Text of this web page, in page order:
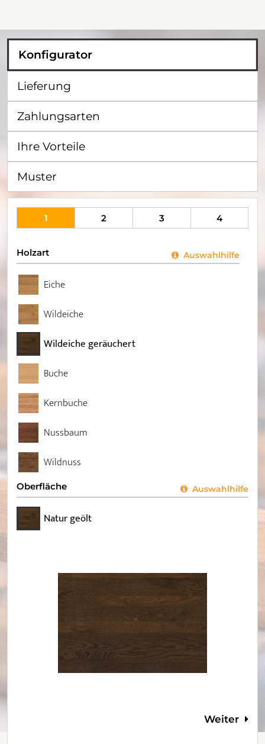
Konfigurator
Lieferung
Zahlungsarten
Ihre Vorteile
Muster
1 2 3 4
Holzart Auswahlhilfe
Eiche
Wildeiche
Wildeiche geräuchert
Buche
Kernbuche
Nussbaum
Wildnuss
Oberfläche Auswahlhilfe
Natur geölt
Weiter